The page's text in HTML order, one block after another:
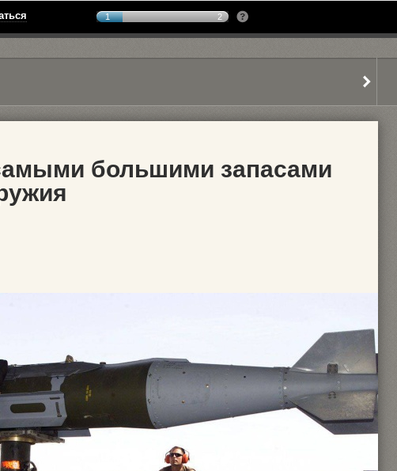
1 2
большими запасами